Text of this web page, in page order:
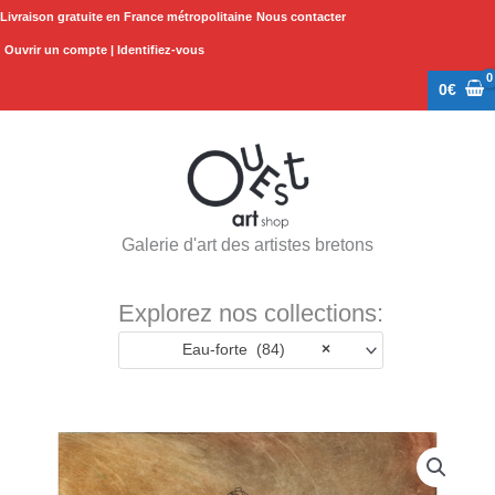
Aller
Livraison gratuite en France métropolitaine Nous contacter
Ouvrir un compte | Identifiez-vous
0€
Galerie d'art des artistes bretons
Explorez nos collections:
×
Eau-forte (84)
quantité